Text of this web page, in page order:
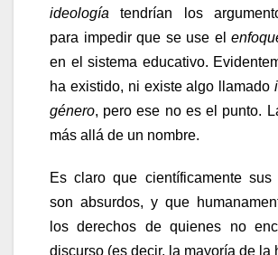
ideología tendrían los
para impedir que se use el
en el sistema educativo.
ha existido, ni existe algo llamado
género, pero ese no es el punto.
más allá de un nombre.
Es claro que científicamente sus
son absurdos, y que
los derechos de quienes no
discurso (es decir, la mayoría de la